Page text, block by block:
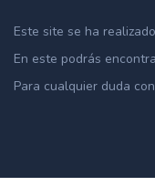
Este site se ha
En este podrás
Para cualquier duda